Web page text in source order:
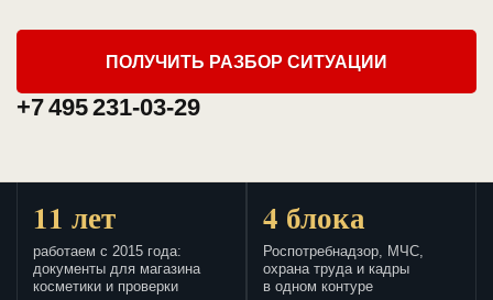
ПОЛУЧИТЬ РАЗБОР СИТУАЦИИ
+7 495 231-03-29
11 лет
работаем с 2015 года:
документы для магазина
косметики и проверки
4 блока
Роспотребнадзор, МЧС,
охрана труда и кадры
в одном контуре